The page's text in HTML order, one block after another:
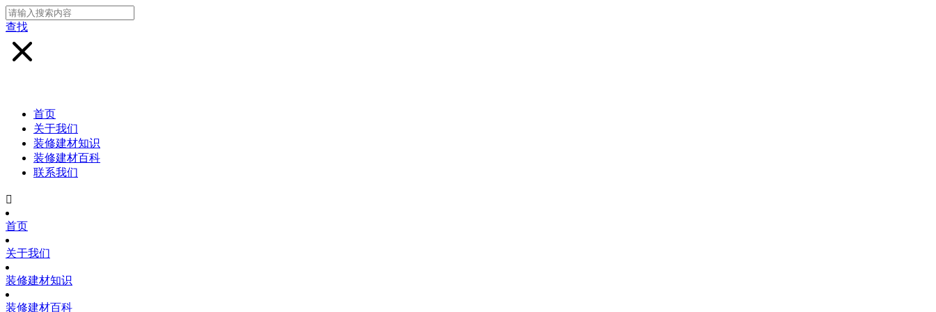
查找
首页
关于我们
装修建材知识
装修建材百科
联系我们

首页
关于我们
装修建材知识
装修建材百科